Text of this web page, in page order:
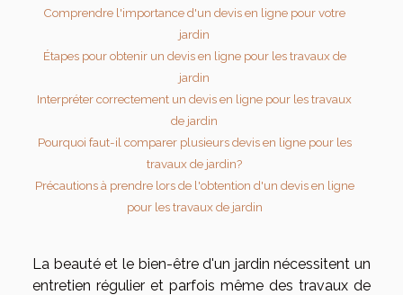
Comprendre l'importance d'un devis en ligne pour votre
jardin
Étapes pour obtenir un devis en ligne pour les travaux de
jardin
Interpréter correctement un devis en ligne pour les travaux
de jardin
Pourquoi faut-il comparer plusieurs devis en ligne pour les
travaux de jardin?
Précautions à prendre lors de l'obtention d'un devis en ligne
pour les travaux de jardin
La beauté et le bien-être d'un jardin nécessitent un
entretien régulier et parfois même des travaux de